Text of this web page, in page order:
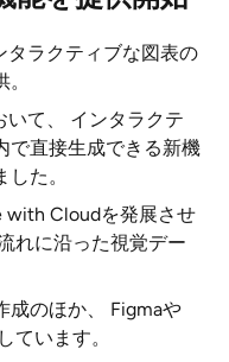
タラクティブな図表の
て、 インタラクテ
で直接生成できる新機
た。
with Cloudを発展させ
れに沿った視覚デー
成のほか、 Figmaや
ています。